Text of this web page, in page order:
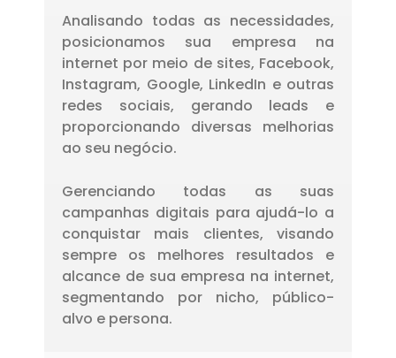
Analisando todas as necessidades,
posicionamos sua empresa na
internet por meio de sites, Facebook,
Instagram, Google, LinkedIn e outras
redes sociais, gerando leads e
proporcionando diversas melhorias
ao seu negócio.
Gerenciando todas as suas
campanhas digitais para ajudá-lo a
conquistar mais clientes, visando
sempre os melhores resultados e
alcance de sua empresa na internet,
segmentando por nicho, público-
alvo e persona.